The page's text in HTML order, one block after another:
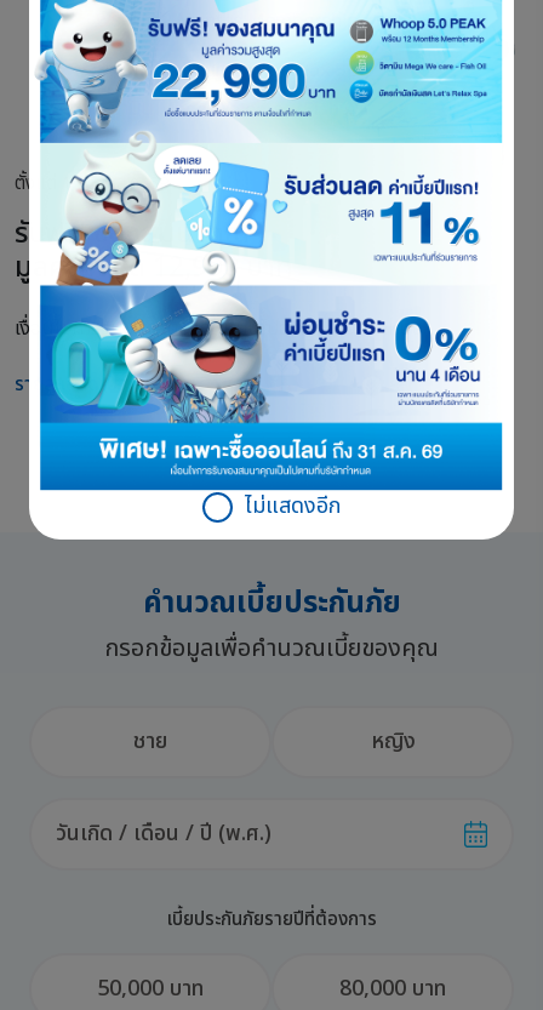
ตั้งแต่ 1 - 31 ส.ค. 69
รับฟรี! ของสมนาคุณ
มูลค่าสูงสุด 12,990 บาท
เงื่อนไขการรับของสมนาคุณเป็นไปตามที่บริษัทกำหนด
รายละเอียดโปรโมชัน
คำนวณเบี้ยประกันภัย
กรอกข้อมูลเพื่อคำนวณเบี้ยของคุณ
ชาย หญิง
เบี้ยประกันภัยรายปีที่ต้องการ
50,000 บาท 80,000 บาท
ไม่แสดงอีก